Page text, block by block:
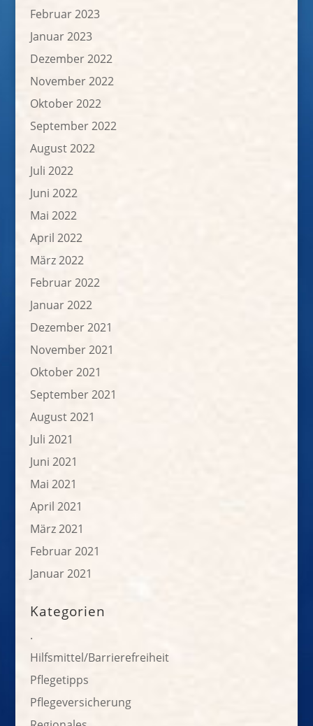
Februar 2023
Januar 2023
Dezember 2022
November 2022
Oktober 2022
September 2022
August 2022
Juli 2022
Juni 2022
Mai 2022
April 2022
März 2022
Februar 2022
Januar 2022
Dezember 2021
November 2021
Oktober 2021
September 2021
August 2021
Juli 2021
Juni 2021
Mai 2021
April 2021
März 2021
Februar 2021
Januar 2021
Kategorien
.
Hilfsmittel/Barrierefreiheit
Pflegetipps
Pflegeversicherung